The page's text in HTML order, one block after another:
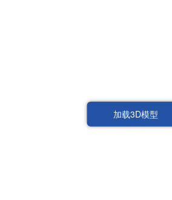
加载3D模型